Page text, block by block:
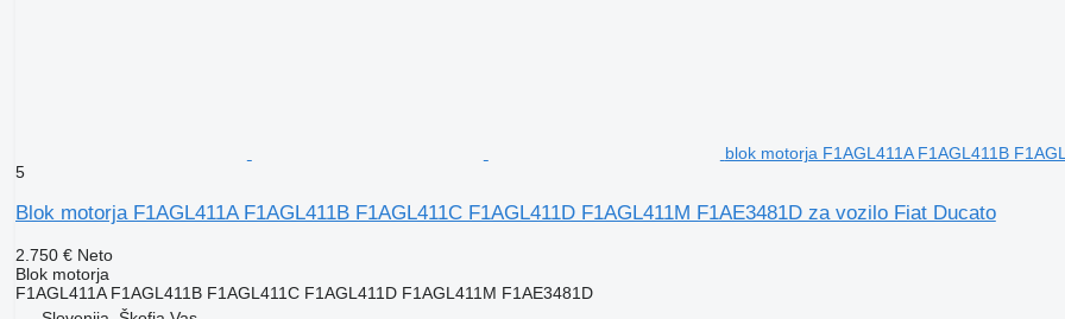
blok motorja F1AGL411A F1AGL411B
5
Blok motorja F1AGL411A F1AGL411B F1AGL411C F1AGL411D F1AGL411M F1AE3481D za vozilo Fiat Ducato
2.750 € Neto
Blok motorja
F1AGL411A F1AGL411B F1AGL411C F1AGL411D F1AGL411M F1AE3481D